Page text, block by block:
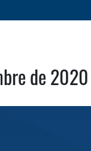
de 2020